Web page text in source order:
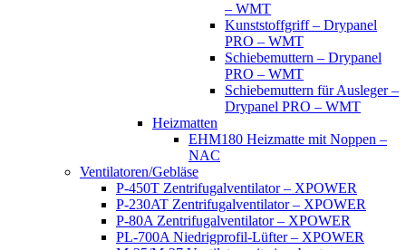
– WMT
Kunststoffgriff – Drypanel
PRO – WMT
Schiebemuttern – Drypanel
PRO – WMT
Schiebemuttern für Ausleger –
Drypanel PRO – WMT
Heizmatten
EHM180 Heizmatte mit Noppen –
NAC
Ventilatoren/Gebläse
P-450T Zentrifugalventilator – XPOWER
P-230AT Zentrifugalventilator – XPOWER
P-80A Zentrifugalventilator – XPOWER
PL-700A Niedrigprofil-Lüfter – XPOWER